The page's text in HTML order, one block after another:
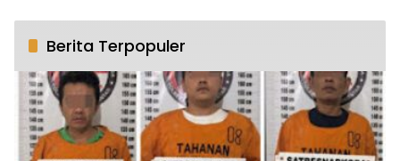
2026
Berita Terpopuler